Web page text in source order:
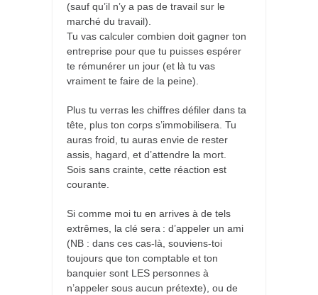
(sauf qu’il n’y a pas de travail sur le
marché du travail).
Tu vas calculer combien doit gagner ton
entreprise pour que tu puisses espérer
te rémunérer un jour (et là tu vas
vraiment te faire de la peine).
Plus tu verras les chiffres défiler dans ta
tête, plus ton corps s’immobilisera. Tu
auras froid, tu auras envie de rester
assis, hagard, et d’attendre la mort.
Sois sans crainte, cette réaction est
courante.
Si comme moi tu en arrives à de tels
extrêmes, la clé sera : d’appeler un ami
(NB : dans ces cas-là, souviens-toi
toujours que ton comptable et ton
banquier sont LES personnes à
n’appeler sous aucun prétexte), ou de